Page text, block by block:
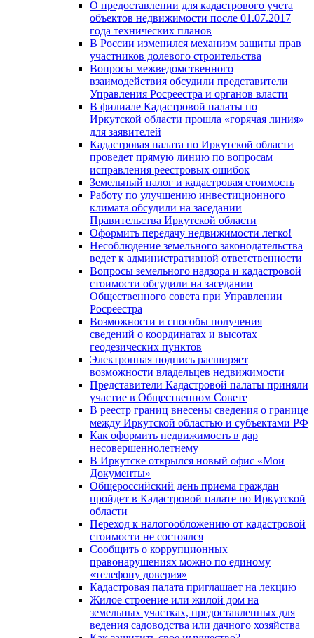
О предоставлении для кадастрового учета
объектов недвижимости после 01.07.2017
года технических планов
В России изменился механизм защиты прав
участников долевого строительства
Вопросы межведомственного
взаимодействия обсудили представители
Управления Росреестра и органов власти
В филиале Кадастровой палаты по
Иркутской области прошла «горячая линия»
для заявителей
Кадастровая палата по Иркутской области
проведет прямую линию по вопросам
исправления реестровых ошибок
Земельный налог и кадастровая стоимость
Работу по улучшению инвестиционного
климата обсудили на заседании
Правительства Иркутской области
Оформить передачу недвижимости легко!
Несоблюдение земельного законодательства
ведет к административной ответственности
Вопросы земельного надзора и кадастровой
стоимости обсудили на заседании
Общественного совета при Управлении
Росреестра
Возможности и способы получения
сведений о координатах и высотах
геодезических пунктов
Электронная подпись расширяет
возможности владельцев недвижимости
Представители Кадастровой палаты приняли
участие в Общественном Совете
В реестр границ внесены сведения о границе
между Иркутской областью и субъектами РФ
Как оформить недвижимость в дар
несовершеннолетнему
В Иркутске открылся новый офис «Мои
Документы»
Общероссийский день приема граждан
пройдет в Кадастровой палате по Иркутской
области
Переход к налогообложению от кадастровой
стоимости не состоялся
Сообщить о коррупционных
правонарушениях можно по единому
«телефону доверия»
Кадастровая палата приглашает на лекцию
Жилое строение или жилой дом на
земельных участках, предоставленных для
ведения садоводства или дачного хозяйства